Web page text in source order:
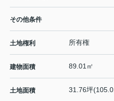
その他条件
土地権利 所有権
建物面積 89.01㎡
土地面積 31.76坪